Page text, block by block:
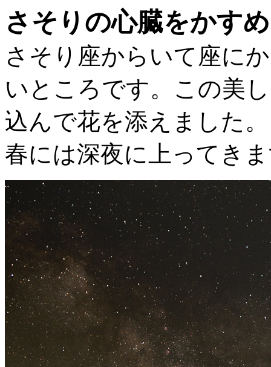
さそりの心臓をかす
さそり座からいて座に
いところです。この美
込んで花を添えました
春には深夜に上ってき